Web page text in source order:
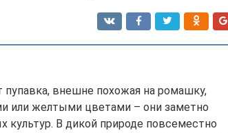
пупавка, внешне похожая на ромашку,
или желтыми цветами – они заметно
культур. В дикой природе повсеместно